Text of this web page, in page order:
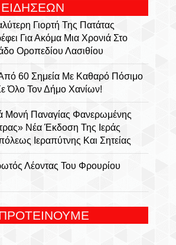
Γιορτή Της Πατάτας
Για Ακόμα Μια Χρονιά Στο
Οροπεδίου Λασιθίου
60 Σημεία Με Καθαρό Πόσιμο
Όλο Τον Δήμο Χανίων!
Μονή Παναγίας Φανερωμένης
Νέα Έκδοση Της Ιεράς
Ιεραπύτνης Και Σητείας
Λέοντας Του Φρουρίου
Μονής, Του Χριστόφορου